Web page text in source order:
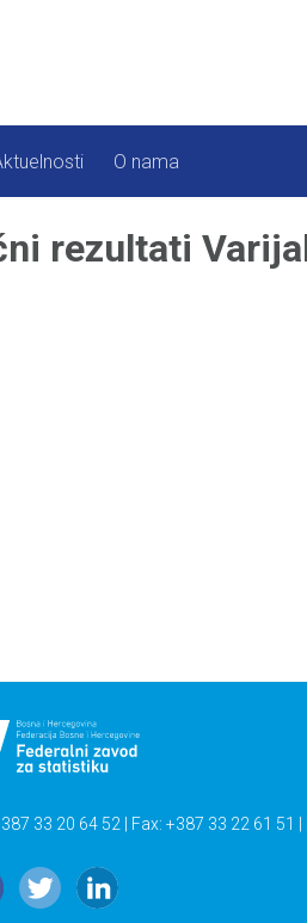
O nama
rezultati
33 20 64 52 | Fax: +387 33 22 61 51 |